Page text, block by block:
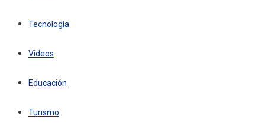
Tecnología
Videos
Educación
Turismo